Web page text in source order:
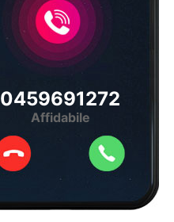
0459691272
Affidabile